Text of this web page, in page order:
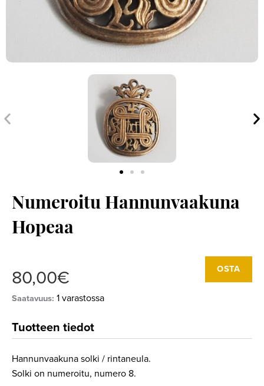
Edellinen
Numeroitu Hannunvaakuna
Hopeaa
80,00€
hannunvaakuna
OSTA
Saatavuus: 1 varastossa
Tuotteen tiedot
Hannunvaakuna solki / rintaneula.
Solki on numeroitu, numero 8.